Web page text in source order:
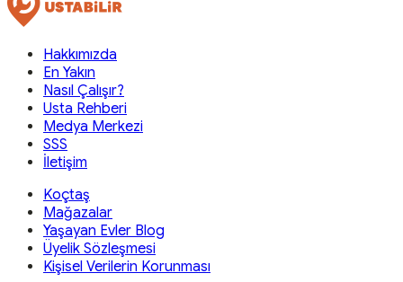
Hakkımızda
En Yakın
Nasıl Çalışır?
Usta Rehberi
Medya Merkezi
SSS
İletişim
Koçtaş
Mağazalar
Yaşayan Evler Blog
Üyelik Sözleşmesi
Kişisel Verilerin Korunması